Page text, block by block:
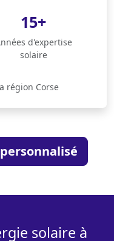
15+
d'expertise
solaire
région Corse
solaire à